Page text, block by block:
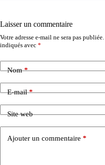
Laisser un commentaire
Votre adresse e-mail ne sera pas publiée.
indiqués avec *
Nom*
E-mail*
Site web
Ajouter un commentaire *